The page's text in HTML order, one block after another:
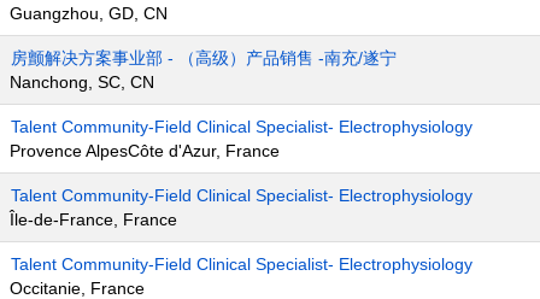
Guangzhou, GD, CN
房颤解决方案事业部 - （高级）产品销售 -南充/遂宁
Nanchong, SC, CN
Talent Community-Field Clinical Specialist- Electrophysiology
Provence AlpesCôte d'Azur, France
Talent Community-Field Clinical Specialist- Electrophysiology
Île-de-France, France
Talent Community-Field Clinical Specialist- Electrophysiology
Occitanie, France